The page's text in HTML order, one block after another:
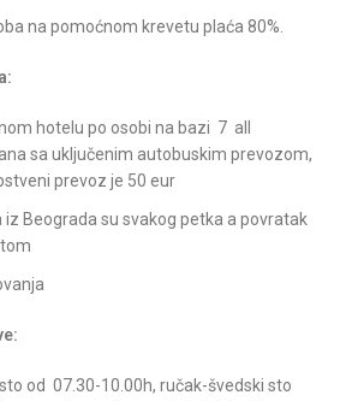
na pomoćnom krevetu plaća 80%.
hotelu po osobi na bazi 7 all
sa uključenim autobuskim prevozom,
prevoz je 50 eur
Beograda su svakog petka a povratak
od 07.30-10.00h, ručak-švedski sto